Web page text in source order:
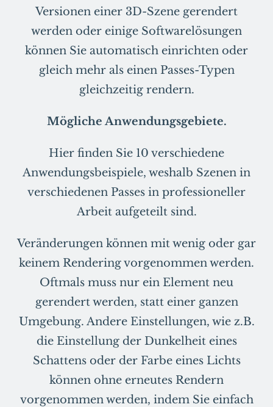
Versionen einer 3D-Szene gerendert
werden oder einige Softwarelösungen
können Sie automatisch einrichten oder
gleich mehr als einen Passes-Typen
gleichzeitig rendern.
Mögliche Anwendungsgebiete.
Hier finden Sie 10 verschiedene
Anwendungsbeispiele, weshalb Szenen in
verschiedenen Passes in professioneller
Arbeit aufgeteilt sind.
Veränderungen können mit wenig oder gar
keinem Rendering vorgenommen werden.
Oftmals muss nur ein Element neu
gerendert werden, statt einer ganzen
Umgebung. Andere Einstellungen, wie z.B.
die Einstellung der Dunkelheit eines
Schattens oder der Farbe eines Lichts
können ohne erneutes Rendern
vorgenommen werden, indem Sie einfach